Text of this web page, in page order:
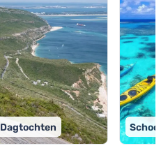
Dagtochten